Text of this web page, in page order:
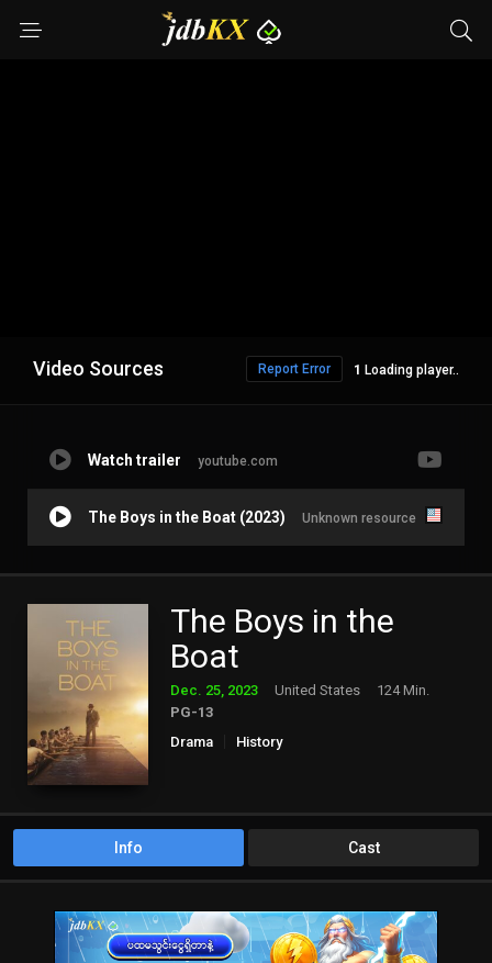
Video Sources Loading player..
Report Error
Watch trailer youtube.com
The Boys in the Boat (2023) Unknown resource
The Boys in the
Boat
Dec. 25, 2023 United States
124 Min.
PG-13
Drama
History
Info Cast